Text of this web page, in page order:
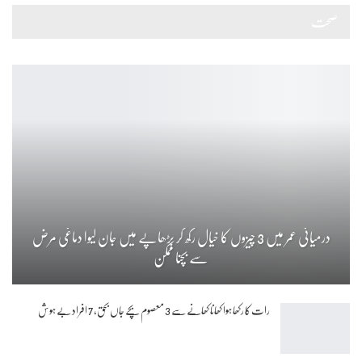
درمیانی عمر میں 3 چیزوں کا خیال رکھ کر بڑھاپے میں جان لیوا دماغی مرض
سے بچنا ممکن
رات کا رکھا ہوا کھانا کھانے سے 3 معصوم بچے جاں بحق، 7 افراد بے ہوش